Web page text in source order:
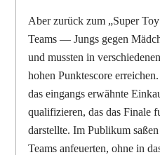
Aber zurück zum „Super
Teams — Jungs gegen
und mussten in
hohen Punktescore
das eingangs erwähnte
qualifizieren, das das Finale
darstellte. Im Publikum
Teams anfeuerten, ohne in